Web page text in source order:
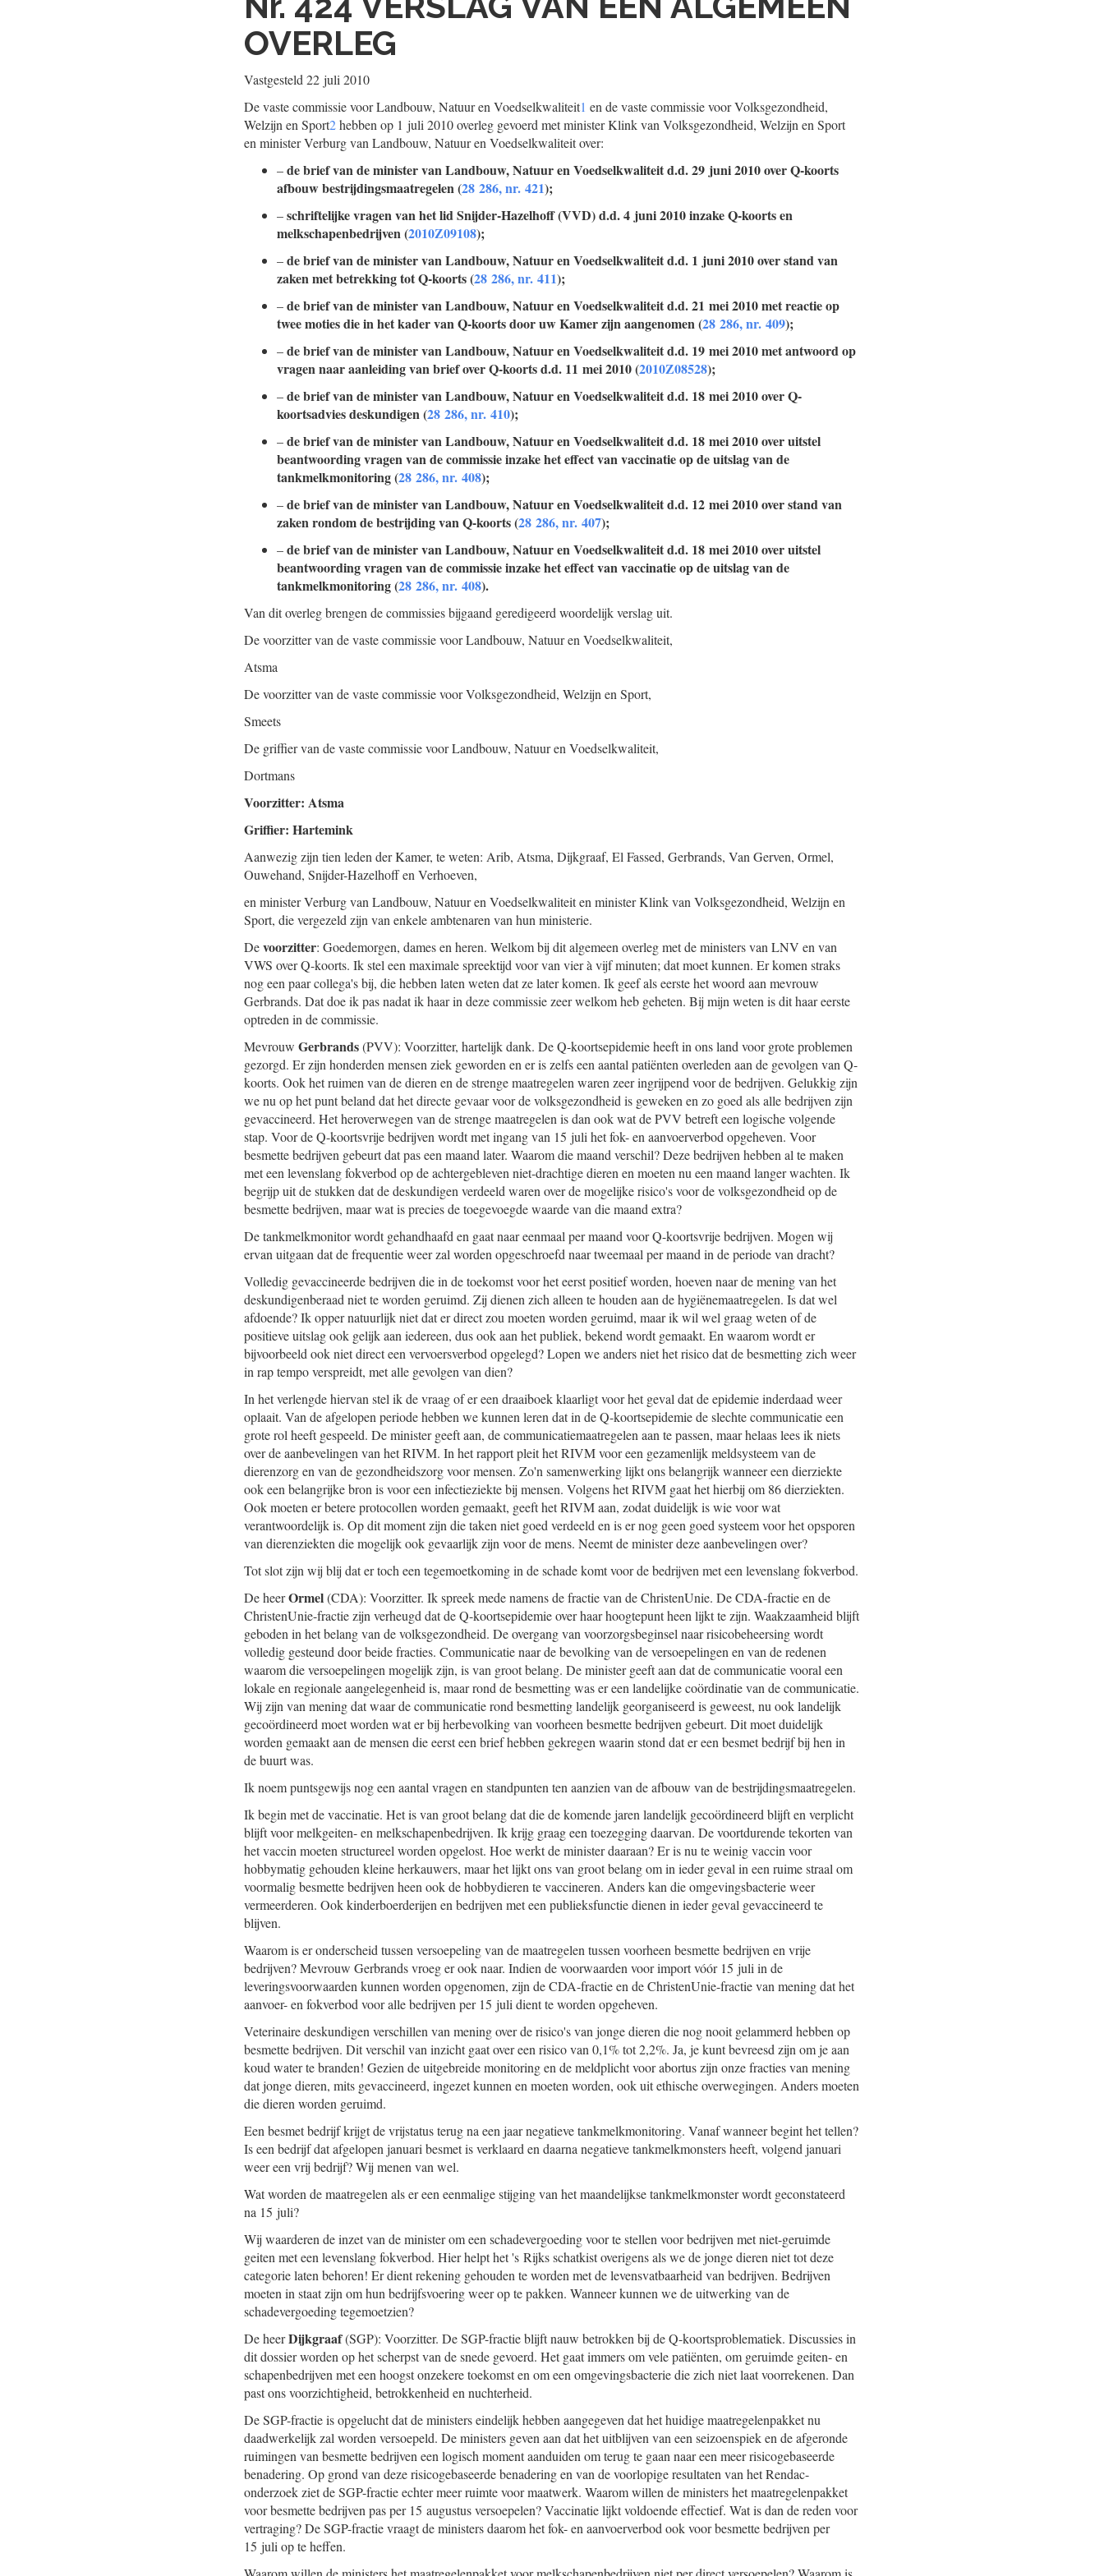
OVERLEG
Vastgesteld 22 juli 2010
De vaste commissie voor Landbouw, Natuur en Voedselkwaliteit1 en de vaste commissie voor Volksgezondheid,
Welzijn en Sport2hebben op 1 juli 2010 overleg gevoerd met minister Klink van Volksgezondheid, Welzijn en Sport
en minister Verburg van Landbouw, Natuur en Voedselkwaliteit over:
–de brief van de minister van Landbouw, Natuur en Voedselkwaliteit d.d. 29 juni 2010 over Q-koorts
afbouw bestrijdingsmaatregelen (28 286, nr. 421);
–schriftelijke vragen van het lid Snijder-Hazelhoff (VVD) d.d. 4 juni 2010 inzake Q-koorts en
melkschapenbedrijven (2010Z09108);
–de brief van de minister van Landbouw, Natuur en Voedselkwaliteit d.d. 1 juni 2010 over stand van
zaken met betrekking tot Q-koorts (28 286, nr. 411);
–de brief van de minister van Landbouw, Natuur en Voedselkwaliteit d.d. 21 mei 2010 met reactie op
twee moties die in het kader van Q-koorts door uw Kamer zijn aangenomen (28 286, nr. 409);
–de brief van de minister van Landbouw, Natuur en Voedselkwaliteit d.d. 19 mei 2010 met antwoord op
vragen naar aanleiding van brief over Q-koorts d.d. 11 mei 2010 (2010Z08528);
–de brief van de minister van Landbouw, Natuur en Voedselkwaliteit d.d. 18 mei 2010 over Q-
koortsadvies deskundigen (28 286, nr. 410);
–de brief van de minister van Landbouw, Natuur en Voedselkwaliteit d.d. 18 mei 2010 over uitstel
beantwoording vragen van de commissie inzake het effect van vaccinatie op de uitslag van de
tankmelkmonitoring (28 286, nr. 408);
–de brief van de minister van Landbouw, Natuur en Voedselkwaliteit d.d. 12 mei 2010 over stand van
zaken rondom de bestrijding van Q-koorts (28 286, nr. 407);
–de brief van de minister van Landbouw, Natuur en Voedselkwaliteit d.d. 18 mei 2010 over uitstel
beantwoording vragen van de commissie inzake het effect van vaccinatie op de uitslag van de
tankmelkmonitoring (28 286, nr. 408).
Van dit overleg brengen de commissies bijgaand geredigeerd woordelijk verslag uit.
De voorzitter van de vaste commissie voor Landbouw, Natuur en Voedselkwaliteit,
Atsma
De voorzitter van de vaste commissie voor Volksgezondheid, Welzijn en Sport,
Smeets
De griffier van de vaste commissie voor Landbouw, Natuur en Voedselkwaliteit,
Dortmans
Voorzitter: Atsma
Griffier: Hartemink
Aanwezig zijn tien leden der Kamer, te weten: Arib, Atsma, Dijkgraaf, El Fassed, Gerbrands, Van Gerven, Ormel,
Ouwehand, Snijder-Hazelhoff en Verhoeven,
en minister Verburg van Landbouw, Natuur en Voedselkwaliteit en minister Klink van Volksgezondheid, Welzijn en
Sport, die vergezeld zijn van enkele ambtenaren van hun ministerie.
Devoorzitter: Goedemorgen, dames en heren. Welkom bij dit algemeen overleg met de ministers van LNV en van
VWS over Q-koorts. Ik stel een maximale spreektijd voor van vier à vijf minuten; dat moet kunnen. Er komen straks
nog een paar collega's bij, die hebben laten weten dat ze later komen. Ik geef als eerste het woord aan mevrouw
Gerbrands. Dat doe ik pas nadat ik haar in deze commissie zeer welkom heb geheten. Bij mijn weten is dit haar eerste
optreden in de commissie.
Mevrouw Gerbrands(PVV): Voorzitter, hartelijk dank. De Q-koortsepidemie heeft in ons land voor grote problemen
gezorgd. Er zijn honderden mensen ziek geworden en er is zelfs een aantal patiënten overleden aan de gevolgen van Q-
koorts. Ook het ruimen van de dieren en de strenge maatregelen waren zeer ingrijpend voor de bedrijven. Gelukkig zijn
we nu op het punt beland dat het directe gevaar voor de volksgezondheid is geweken en zo goed als alle bedrijven zijn
gevaccineerd. Het heroverwegen van de strenge maatregelen is dan ook wat de PVV betreft een logische volgende
stap. Voor de Q-koortsvrije bedrijven wordt met ingang van 15 juli het fok- en aanvoerverbod opgeheven. Voor
besmette bedrijven gebeurt dat pas een maand later. Waarom die maand verschil? Deze bedrijven hebben al te maken
met een levenslang fokverbod op de achtergebleven niet-drachtige dieren en moeten nu een maand langer wachten. Ik
begrijp uit de stukken dat de deskundigen verdeeld waren over de mogelijke risico's voor de volksgezondheid op de
besmette bedrijven, maar wat is precies de toegevoegde waarde van die maand extra?
De tankmelkmonitor wordt gehandhaafd en gaat naar eenmaal per maand voor Q-koortsvrije bedrijven. Mogen wij
ervan uitgaan dat de frequentie weer zal worden opgeschroefd naar tweemaal per maand in de periode van dracht?
Volledig gevaccineerde bedrijven die in de toekomst voor het eerst positief worden, hoeven naar de mening van het
deskundigenberaad niet te worden geruimd. Zij dienen zich alleen te houden aan de hygiënemaatregelen. Is dat wel
afdoende? Ik opper natuurlijk niet dat er direct zou moeten worden geruimd, maar ik wil wel graag weten of de
positieve uitslag ook gelijk aan iedereen, dus ook aan het publiek, bekend wordt gemaakt. En waarom wordt er
bijvoorbeeld ook niet direct een vervoersverbod opgelegd? Lopen we anders niet het risico dat de besmetting zich weer
in rap tempo verspreidt, met alle gevolgen van dien?
In het verlengde hiervan stel ik de vraag of er een draaiboek klaarligt voor het geval dat de epidemie inderdaad weer
oplaait. Van de afgelopen periode hebben we kunnen leren dat in de Q-koortsepidemie de slechte communicatie een
grote rol heeft gespeeld. De minister geeft aan, de communicatiemaatregelen aan te passen, maar helaas lees ik niets
over de aanbevelingen van het RIVM. In het rapport pleit het RIVM voor een gezamenlijk meldsysteem van de
dierenzorg en van de gezondheidszorg voor mensen. Zo'n samenwerking lijkt ons belangrijk wanneer een dierziekte
ook een belangrijke bron is voor een infectieziekte bij mensen. Volgens het RIVM gaat het hierbij om 86 dierziekten.
Ook moeten er betere protocollen worden gemaakt, geeft het RIVM aan, zodat duidelijk is wie voor wat
verantwoordelijk is. Op dit moment zijn die taken niet goed verdeeld en is er nog geen goed systeem voor het opsporen
van dierenziekten die mogelijk ook gevaarlijk zijn voor de mens. Neemt de minister deze aanbevelingen over?
Tot slot zijn wij blij dat er toch een tegemoetkoming in de schade komt voor de bedrijven met een levenslang fokverbod.
De heerOrmel(CDA): Voorzitter. Ik spreek mede namens de fractie van de ChristenUnie. De CDA-fractie en de
ChristenUnie-fractie zijn verheugd dat de Q-koortsepidemie over haar hoogtepunt heen lijkt te zijn. Waakzaamheid blijft
geboden in het belang van de volksgezondheid. De overgang van voorzorgsbeginsel naar risicobeheersing wordt
volledig gesteund door beide fracties. Communicatie naar de bevolking van de versoepelingen en van de redenen
waarom die versoepelingen mogelijk zijn, is van groot belang. De minister geeft aan dat de communicatie vooral een
lokale en regionale aangelegenheid is, maar rond de besmetting was er een landelijke coördinatie van de communicatie.
Wij zijn van mening dat waar de communicatie rond besmetting landelijk georganiseerd is geweest, nu ook landelijk
gecoördineerd moet worden wat er bij herbevolking van voorheen besmette bedrijven gebeurt. Dit moet duidelijk
worden gemaakt aan de mensen die eerst een brief hebben gekregen waarin stond dat er een besmet bedrijf bij hen in
de buurt was.
Ik noem puntsgewijs nog een aantal vragen en standpunten ten aanzien van de afbouw van de bestrijdingsmaatregelen.
Ik begin met de vaccinatie. Het is van groot belang dat die de komende jaren landelijk gecoördineerd blijft en verplicht
blijft voor melkgeiten- en melkschapenbedrijven. Ik krijg graag een toezegging daarvan. De voortdurende tekorten van
het vaccin moeten structureel worden opgelost. Hoe werkt de minister daaraan? Er is nu te weinig vaccin voor
hobbymatig gehouden kleine herkauwers, maar het lijkt ons van groot belang om in ieder geval in een ruime straal om
voormalig besmette bedrijven heen ook de hobbydieren te vaccineren. Anders kan die omgevingsbacterie weer
vermeerderen. Ook kinderboerderijen en bedrijven met een publieksfunctie dienen in ieder geval gevaccineerd te
blijven.
Waarom is er onderscheid tussen versoepeling van de maatregelen tussen voorheen besmette bedrijven en vrije
bedrijven? Mevrouw Gerbrands vroeg er ook naar. Indien de voorwaarden voor import vóór 15 juli in de
leveringsvoorwaarden kunnen worden opgenomen, zijn de CDA-fractie en de ChristenUnie-fractie van mening dat het
aanvoer- en fokverbod voor alle bedrijven per 15 juli dient te worden opgeheven.
Veterinaire deskundigen verschillen van mening over de risico's van jonge dieren die nog nooit gelammerd hebben op
besmette bedrijven. Dit verschil van inzicht gaat over een risico van 0,1% tot 2,2%. Ja, je kunt bevreesd zijn om je aan
koud water te branden! Gezien de uitgebreide monitoring en de meldplicht voor abortus zijn onze fracties van mening
dat jonge dieren, mits gevaccineerd, ingezet kunnen en moeten worden, ook uit ethische overwegingen. Anders moeten
die dieren worden geruimd.
Een besmet bedrijf krijgt de vrijstatus terug na een jaar negatieve tankmelkmonitoring. Vanaf wanneer begint het tellen?
Is een bedrijf dat afgelopen januari besmet is verklaard en daarna negatieve tankmelkmonsters heeft, volgend januari
weer een vrij bedrijf? Wij menen van wel.
Wat worden de maatregelen als er een eenmalige stijging van het maandelijkse tankmelkmonster wordt geconstateerd
na 15 juli?
Wij waarderen de inzet van de minister om een schadevergoeding voor te stellen voor bedrijven met niet-geruimde
geiten met een levenslang fokverbod. Hier helpt het 's Rijks schatkist overigens als we de jonge dieren niet tot deze
categorie laten behoren! Er dient rekening gehouden te worden met de levensvatbaarheid van bedrijven. Bedrijven
moeten in staat zijn om hun bedrijfsvoering weer op te pakken. Wanneer kunnen we de uitwerking van de
schadevergoeding tegemoetzien?
De heerDijkgraaf(SGP): Voorzitter. De SGP-fractie blijft nauw betrokken bij de Q-koortsproblematiek. Discussies in
dit dossier worden op het scherpst van de snede gevoerd. Het gaat immers om vele patiënten, om geruimde geiten- en
schapenbedrijven met een hoogst onzekere toekomst en om een omgevingsbacterie die zich niet laat voorrekenen. Dan
past ons voorzichtigheid, betrokkenheid en nuchterheid.
De SGP-fractie is opgelucht dat de ministers eindelijk hebben aangegeven dat het huidige maatregelenpakket nu
daadwerkelijk zal worden versoepeld. De ministers geven aan dat het uitblijven van een seizoenspiek en de afgeronde
ruimingen van besmette bedrijven een logisch moment aanduiden om terug te gaan naar een meer risicogebaseerde
benadering. Op grond van deze risicogebaseerde benadering en van de voorlopige resultaten van het Rendac-
onderzoek ziet de SGP-fractie echter meer ruimte voor maatwerk. Waarom willen de ministers het maatregelenpakket
voor besmette bedrijven pas per 15 augustus versoepelen? Vaccinatie lijkt voldoende effectief. Wat is dan de reden voor
vertraging? De SGP-fractie vraagt de ministers daarom het fok- en aanvoerverbod ook voor besmette bedrijven per
15 juli op te heffen.